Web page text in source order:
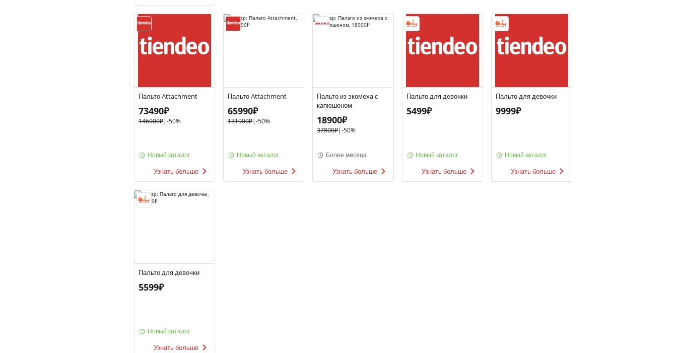
Пальто Attachment
73490₽
146900₽|-50%
Новый каталог
Узнать больше
Пальто Attachment
65990₽
131900₽|-50%
Новый каталог
Узнать больше
Пальто из экомеха с
капюшоном
18900₽
37800₽|-50%
Более месяца
Узнать больше
Пальто для девочки
5499₽
Новый каталог
Узнать больше
Пальто для девочки
9999₽
Новый каталог
Узнать больше
Пальто для девочки
5599₽
Новый каталог
Узнать больше